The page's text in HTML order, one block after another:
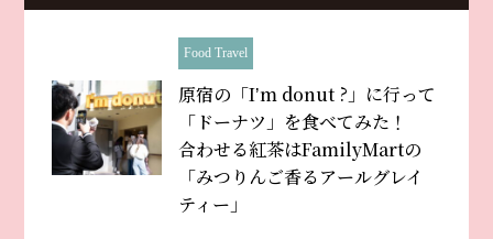
Food Travel
原宿の「Iʼm donut ?」に行って
「ドーナツ」を食べてみた！
合わせる紅茶はFamilyMartの
「みつりんご香るアールグレイ
ティー」